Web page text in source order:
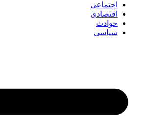
اجتماعی
اقتصادی
حوادث
سیاسی